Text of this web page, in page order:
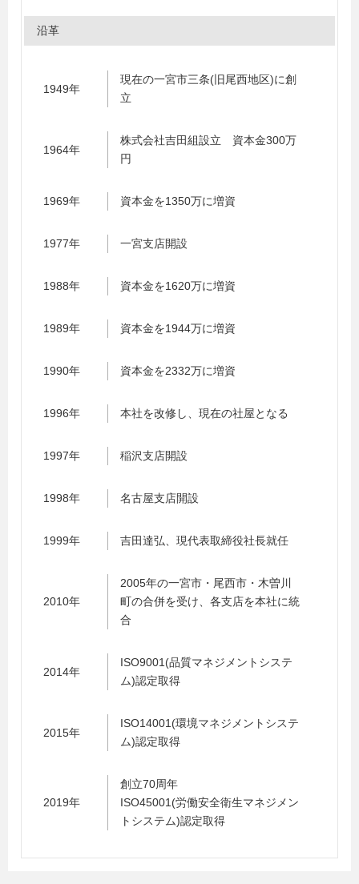
沿革
1949年
現在の一宮市三条(旧尾西地区)に創
立
1964年
株式会社吉田組設立 資本金300万
円
1969年 資本金を1350万に増資
1977年 一宮支店開設
1988年 資本金を1620万に増資
1989年 資本金を1944万に増資
1990年 資本金を2332万に増資
1996年 本社を改修し、現在の社屋となる
1997年 稲沢支店開設
1998年 名古屋支店開設
1999年 吉田達弘、現代表取締役社長就任
2010年
2005年の一宮市・尾西市・木曽川
町の合併を受け、各支店を本社に統
合
2014年
ISO9001(品質マネジメントシステ
ム)認定取得
2015年
ISO14001(環境マネジメントシステ
ム)認定取得
2019年
創立70周年
ISO45001(労働安全衛生マネジメン
トシステム)認定取得